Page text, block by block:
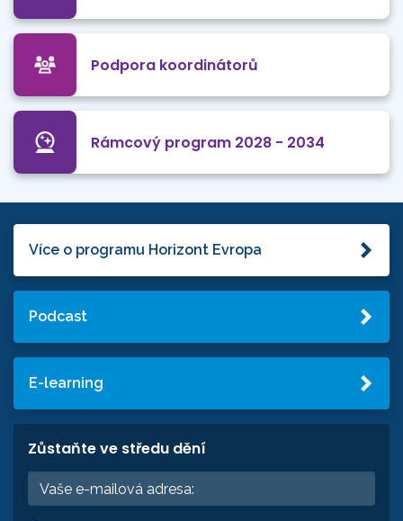
Podpora koordinátorů
Rámcový program 2028 - 2034
Více o programu Horizont Evropa
Podcast
E-learning
Zůstaňte ve středu dění